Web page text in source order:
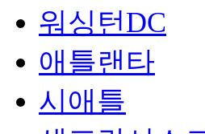
워싱턴DC
애틀랜타
시애틀